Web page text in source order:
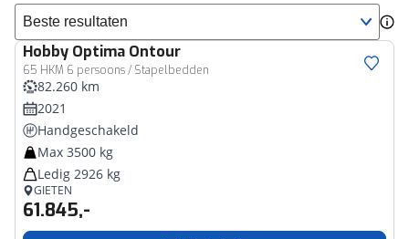
Sorteer resultaten
Hobby Optima Ontour
65 HKM 6 persoons / Stapelbedden
82.260 km
2021
Handgeschakeld
Max 3500 kg
Ledig 2926 kg
GIETEN
61.845,-